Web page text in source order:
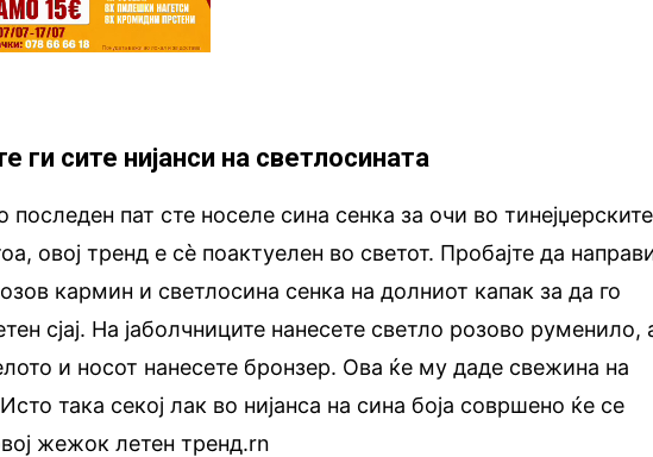
ги сите нијанси на светлосината
последен пат сте носеле сина сенка за очи во тинејџерските
овој тренд е сè поактуелен во светот. Пробајте да
кармин и светлосина сенка на долниот капак за да го
сјај. На јаболчниците нанесете светло розово руменило,
и носот нанесете бронзер. Ова ќе му даде свежина на
така секој лак во нијанса на сина боја совршено ќе се
жежок летен тренд.rn